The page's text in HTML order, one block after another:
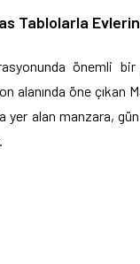
Tablolarla
önemli
alanında öne çıkan
yer alan manzara,